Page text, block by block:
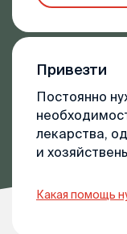
Привезти
Постоянно
лекарства,
и
Какая помощь